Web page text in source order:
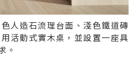
人造石流理台面、淺色鐵道磚
活動式實木桌，並設置一座具
。